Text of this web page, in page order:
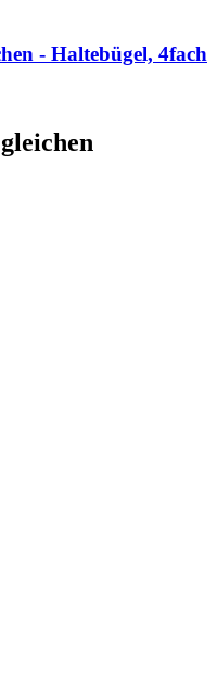
- Haltebügel, 4fach